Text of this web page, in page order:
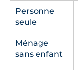
Personne
seule
Ménage
sans enfant